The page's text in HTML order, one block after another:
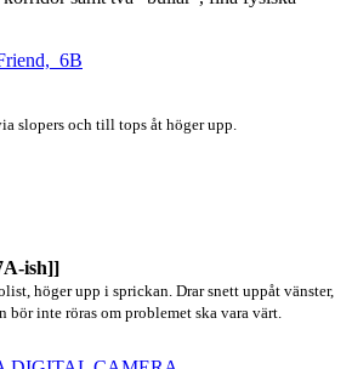
slopers och till tops åt höger upp.
ish]]
höger upp i sprickan. Drar snett uppåt vänster,
bör inte röras om problemet ska vara värt.